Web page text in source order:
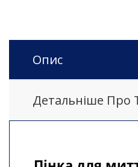
Опис
Детальніше Про